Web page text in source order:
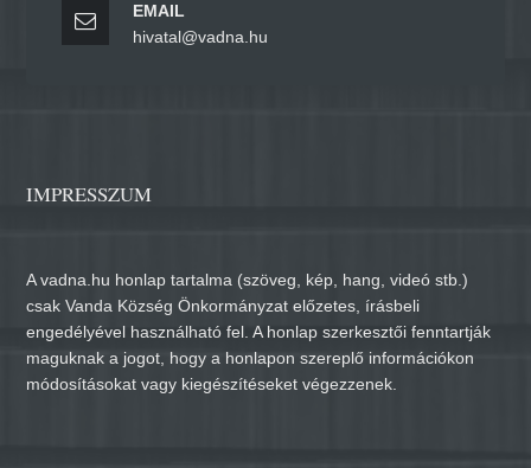
EMAIL
hivatal@vadna.hu
IMPRESSZUM
A vadna.hu honlap tartalma (szöveg, kép, hang, videó stb.)
csak Vanda Község Önkormányzat előzetes, írásbeli
engedélyével használható fel. A honlap szerkesztői fenntartják
maguknak a jogot, hogy a honlapon szereplő információkon
módosításokat vagy kiegészítéseket végezzenek.